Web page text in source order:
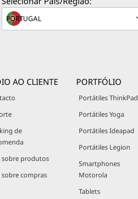
AO CLIENTE
de
sobre produtos
sobre compras
PORTFÓLIO
Portátiles ThinkPad
Portátiles Yoga
Portátiles Ideapad
Portátiles Legion
Smartphones
Motorola
Tablets